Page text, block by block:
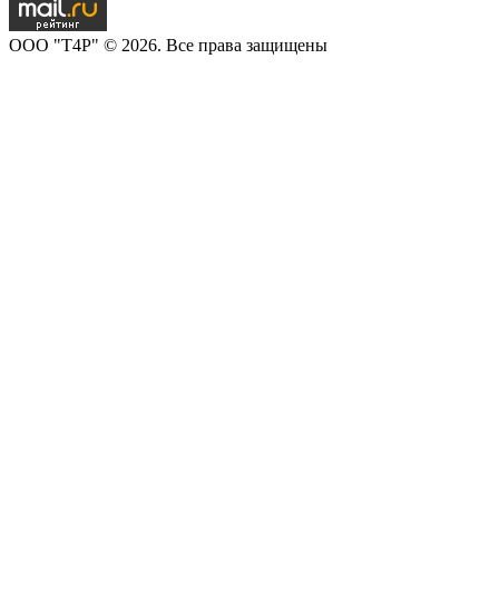
OOO "T4P" © 2026. Все права защищены